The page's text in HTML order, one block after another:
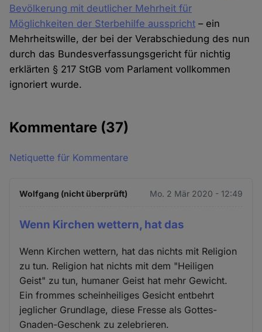
Bevölkerung mit deutlicher Mehrheit für
Möglichkeiten der Sterbehilfe ausspricht – ein
Mehrheitswille, der bei der Verabschiedung des nun
durch das Bundesverfassungsgericht für nichtig
erklärten § 217 StGB vom Parlament vollkommen
ignoriert wurde.
Kommentare (37)
Netiquette für Kommentare
Wolfgang (nicht überprüft) Mo. 2 Mär 2020 - 12:49
Wenn Kirchen wettern, hat das
Wenn Kirchen wettern, hat das nichts mit Religion
zu tun. Religion hat nichts mit dem "Heiligen
Geist" zu tun, humaner Geist hat mehr Gewicht.
Ein frommes scheinheiliges Gesicht entbehrt
jeglicher Grundlage, diese Fresse als Gottes-
Gnaden-Geschenk zu zelebrieren.